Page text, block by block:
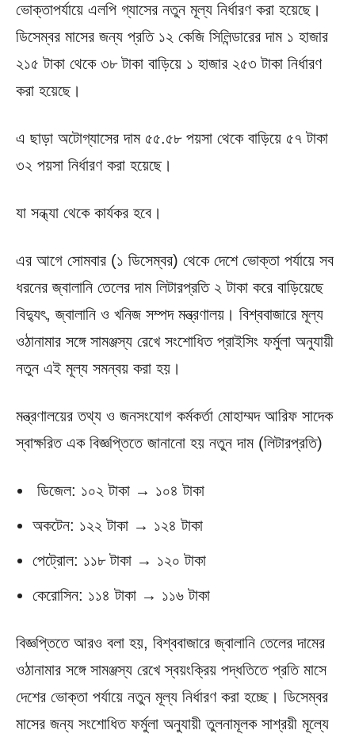
ভোক্তাপর্যায়ে এলপি গ্যাসের নতুন মূল্য নির্ধারণ করা হয়েছে।
ডিসেম্বর মাসের জন্য প্রতি ১২ কেজি সিলিন্ডারের দাম ১ হাজার
২১৫ টাকা থেকে ৩৮ টাকা বাড়িয়ে ১ হাজার ২৫৩ টাকা নির্ধারণ
করা হয়েছে।
এ ছাড়া অটোগ্যাসের দাম ৫৫.৫৮ পয়সা থেকে বাড়িয়ে ৫৭ টাকা
৩২ পয়সা নির্ধারণ করা হয়েছে।
যা সন্ধ্যা থেকে কার্যকর হবে।
এর আগে সোমবার (১ ডিসেম্বর) থেকে দেশে ভোক্তা পর্যায়ে সব
ধরনের জ্বালানি তেলের দাম লিটারপ্রতি ২ টাকা করে বাড়িয়েছে
বিদ্যুৎ, জ্বালানি ও খনিজ সম্পদ মন্ত্রণালয়। বিশ্ববাজারে মূল্য
ওঠানামার সঙ্গে সামঞ্জস্য রেখে সংশোধিত প্রাইসিং ফর্মুলা অনুযায়ী
নতুন এই মূল্য সমন্বয় করা হয়।
মন্ত্রণালয়ের তথ্য ও জনসংযোগ কর্মকর্তা মোহাম্মদ আরিফ সাদেক
স্বাক্ষরিত এক বিজ্ঞপ্তিতে জানানো হয় নতুন দাম (লিটারপ্রতি)
ডিজেল: ১০২ টাকা → ১০৪ টাকা
অকটেন: ১২২ টাকা → ১২৪ টাকা
পেট্রোল: ১১৮ টাকা → ১২০ টাকা
কেরোসিন: ১১৪ টাকা → ১১৬ টাকা
বিজ্ঞপ্তিতে আরও বলা হয়, বিশ্ববাজারে জ্বালানি তেলের দামের
ওঠানামার সঙ্গে সামঞ্জস্য রেখে স্বয়ংক্রিয় পদ্ধতিতে প্রতি মাসে
দেশের ভোক্তা পর্যায়ে নতুন মূল্য নির্ধারণ করা হচ্ছে। ডিসেম্বর
মাসের জন্য সংশোধিত ফর্মুলা অনুযায়ী তুলনামূলক সাশ্রয়ী মূল্যে